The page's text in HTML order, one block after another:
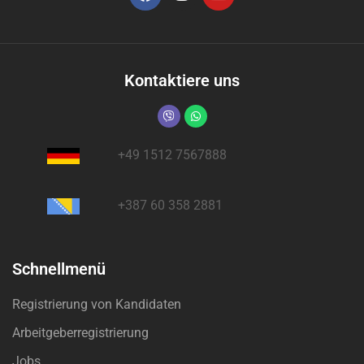
Kontaktiere uns
+49 1512 7567888
+387 60 358 2881
Schnellmenü
Registrierung von Kandidaten
Arbeitgeberregistrierung